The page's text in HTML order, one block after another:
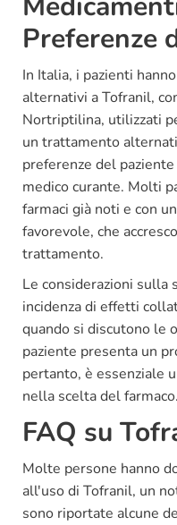
Preferenze
In Italia, i pazienti
alternativi a Tofranil,
Nortriptilina, utilizzati
un trattamento
preferenze del
medico curante. Molti
farmaci già noti e con
favorevole, che
trattamento.
Le considerazioni sulla
incidenza di effetti
quando si discutono le
paziente presenta un
pertanto, è essenziale
nella scelta del farmaco.
FAQ su
Molte persone hanno
all'uso di Tofranil, un
sono riportate alcune